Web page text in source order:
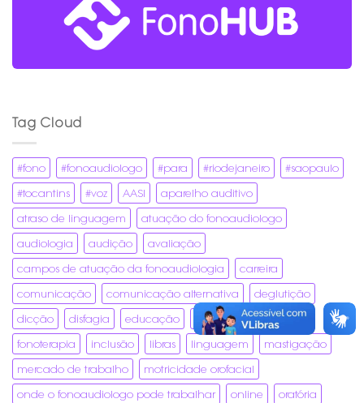
Tag Cloud
#fono #fonoaudiologo #para #riodejaneiro
#saopaulo
#tocantins
#voz AASI
aparelho auditivo
atraso de linguagem
atuação do fonoaudiologo
audiologia
audição
avaliação
campos de atuação da fonoaudiologia
carreira
comunicação
comunicação alternativa
deglutição
dicção
disfagia educação fala
fonoaudiologia
fonoterapia
inclusão libras linguagem
mastigação
mercado de trabalho
motricidade orofacial
onde o fonoaudiologo pode trabalhar
online
oratória